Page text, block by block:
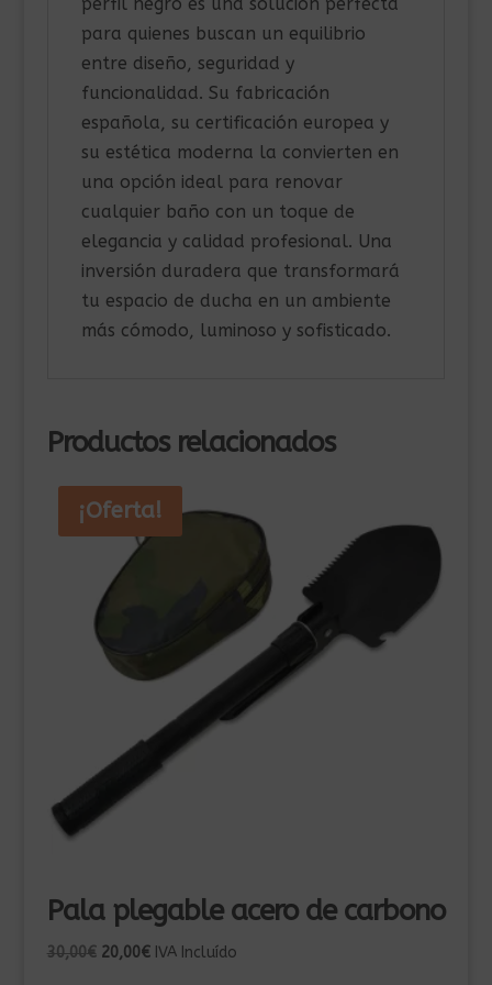
para quienes buscan un equilibrio
entre diseño, seguridad y
funcionalidad. Su fabricación
española, su certificación europea y
su estética moderna la convierten en
una opción ideal para renovar
cualquier baño con un toque de
elegancia y calidad profesional. Una
inversión duradera que transformará
tu espacio de ducha en un ambiente
más cómodo, luminoso y sofisticado.
Productos relacionados
¡Oferta!
Pala plegable acero de carbono
30,00€ El
20,00€ElIVA Incluído